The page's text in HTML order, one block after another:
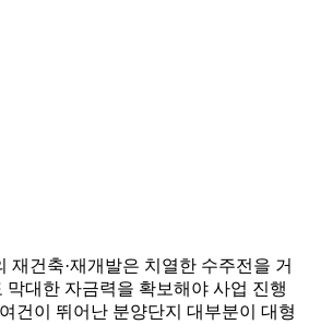
재건축·재개발은 치열한 수주전을 거
막대한 자금력을 확보해야 사업 진행
건이 뛰어난 분양단지 대부분이 대형